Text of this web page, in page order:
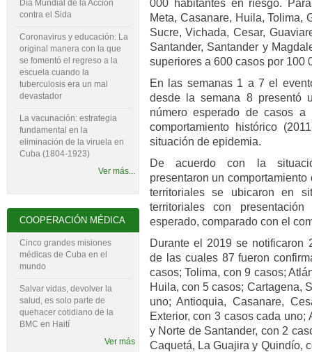
000 habitantes en ries­go.
Meta, Casanare, Huila, Tolima,
Sucre, Vichada, Ce­sar,
Santander, Santander y
superiores a 600 casos por 100
En las semanas 1 a 7 el
desde la se­mana 8 presentó
número esperado de casos
comportamiento histórico
situación de epidemia.
De acuerdo con la
presentaron un
territoriales se ubicaron en
territoriales con
esperado, comparado con el
Durante el 2019 se notificaron
de las cuales 87 fueron
casos; Tolima, con 9 casos;
Huila, con 5 casos; Car­tagena,
uno; Antioquia, Casanare,
Exterior, con 3 casos cada
y Norte de Santander, con 2
Caquetá, La Guajira y Quindío,
Día Mundial de la Acción
contra el Sida
Coronavirus y educación: La
original manera con la que
se fomentó el regreso a la
escuela cuando la
tuberculosis era un mal
devastador
La vacunación: estrategia
fundamental en la
eliminación de la viruela en
Cuba (1804-‍1923)
Ver más...
COOPERACIÓN MÉDICA
Cinco grandes misiones
médicas de Cuba en el
mundo
Salvar vidas, devolver la
salud, es solo parte de
quehacer cotidiano de la
BMC en Haití
Ver más